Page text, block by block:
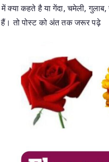
क्या कहते है या गेंदा, चमेली,
हैं। तो पोस्ट को अंत तक जरूर पढ़े